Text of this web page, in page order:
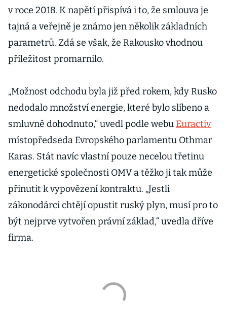
v roce 2018. K napětí přispívá i to, že smlouva je
tajná a veřejně je známo jen několik základních
parametrů. Zdá se však, že Rakousko vhodnou
příležitost promarnilo.
„Možnost odchodu byla již před rokem, kdy Rusko
nedodalo množství energie, které bylo slíbeno a
smluvně dohodnuto,“ uvedl podle webu Euractiv
místopředseda Evropského parlamentu Othmar
Karas. Stát navíc vlastní pouze necelou třetinu
energetické společnosti OMV a těžko ji tak může
přinutit k vypovězení kontraktu. „Jestli
zákonodárci chtějí opustit ruský plyn, musí pro to
být nejprve vytvořen právní základ,“ uvedla dříve
firma.